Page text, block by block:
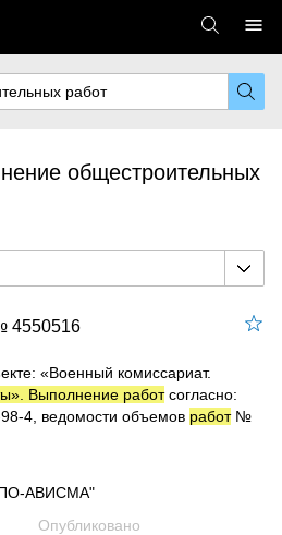
общестроительных
4550516
«Военный комиссариат.
Выполнение работсогласно:
4, ведомости объемов работ№
АВИСМА"
Опубликовано